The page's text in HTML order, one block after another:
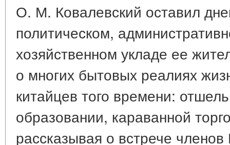
О. М. Ковалевский оставил
политическом,
хозяйственном укладе ее
о многих бытовых реалиях
китайцев того времени:
образовании, караванной
рассказывая о встрече